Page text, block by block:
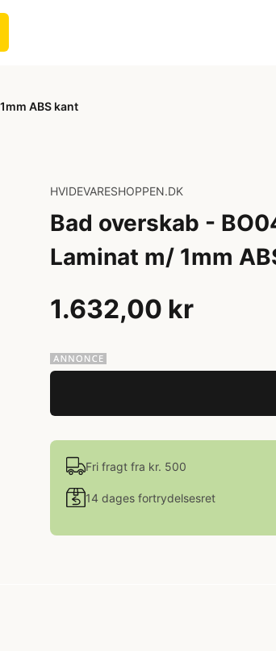
ABS kant
HVIDEVARESHOPPEN.DK
Bad overskab -
Laminat m/ 1mm
1.632,00 kr
Fri fragt fra kr. 500
14 dages fortrydelsesret